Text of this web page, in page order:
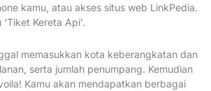
kamu, atau akses situs web LinkPedia.
Kereta Api’.
memasukkan kota keberangkatan dan
serta jumlah penumpang. Kemudian
Kamu akan mendapatkan berbagai